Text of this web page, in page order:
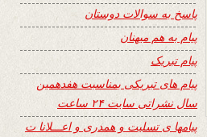
پاسخ به سوالات دوستان
پیام به هم میهنان
پیام تبریک
پیام های تبریکی بمناسبت هفدهمین
سال نشراتی سایت ۲۴ ساعت
پیامها ی تسلیت و همدری و اعـــلانا ت